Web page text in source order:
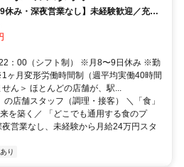
休み・深夜営業なし】未経験歓迎／充実
黒字！安定系企業！
：00（シフト制） ※月8〜9日休み ※勤
ヶ月変形労働時間制（週平均実働40時間
ん＞ ほとんどの店舗が、駅...
店舗スタッフ（調理・接客） ＼「食」
を築く／ 「どこでも通用する食のプ
営業なし、未経験から月給24万円スタ
り